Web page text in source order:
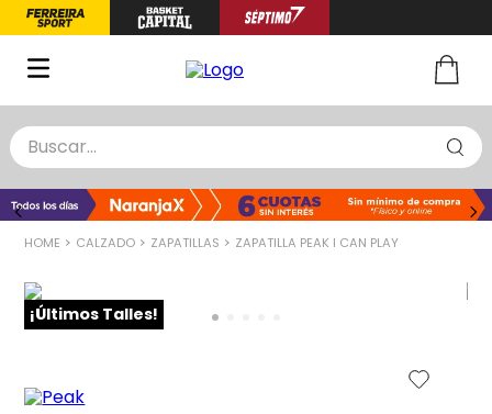
Buscar...
CALZADO ZAPATILLAS ZAPATILLA PEAK I CAN PLAY
¡Últimos Talles!
TÉRMINOS MÁS BUSCADOS
1.
zapatillas basquet
3.
zapatillas